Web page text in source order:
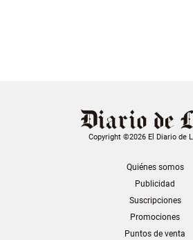
Copyright ©2026 El Diario de
Quiénes somos
Publicidad
Suscripciones
Promociones
Puntos de venta